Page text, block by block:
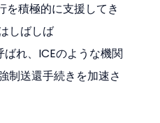
積極的に支援してき
しばしば
れ、ICEのような機関
制送還手続きを加速さ